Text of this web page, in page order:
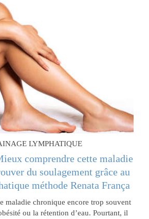
LYMPHATIQUE
comprendre cette maladie
du soulagement grâce au
méthode Renata França
maladie chronique encore trop souvent
ou la rétention d’eau. Pourtant, il